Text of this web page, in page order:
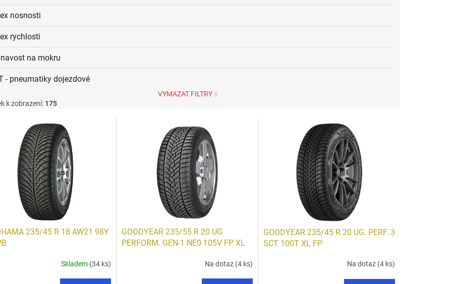
nosnosti
rychlosti
na mokru
- pneumatiky dojezdové
VYMAZAT FILTRY
k zobrazení: 175
235/45 R 18 AW21 98Y
Skladem (34 ks)
GOODYEAR 235/55 R 20 UG
PERFORM. GEN-1 NE0 105V FP XL
Na dotaz (4 ks)
GOODYEAR 235/45 R 20 UG. PERF. 3
SCT 100T XL FP
Na dotaz (4 ks)